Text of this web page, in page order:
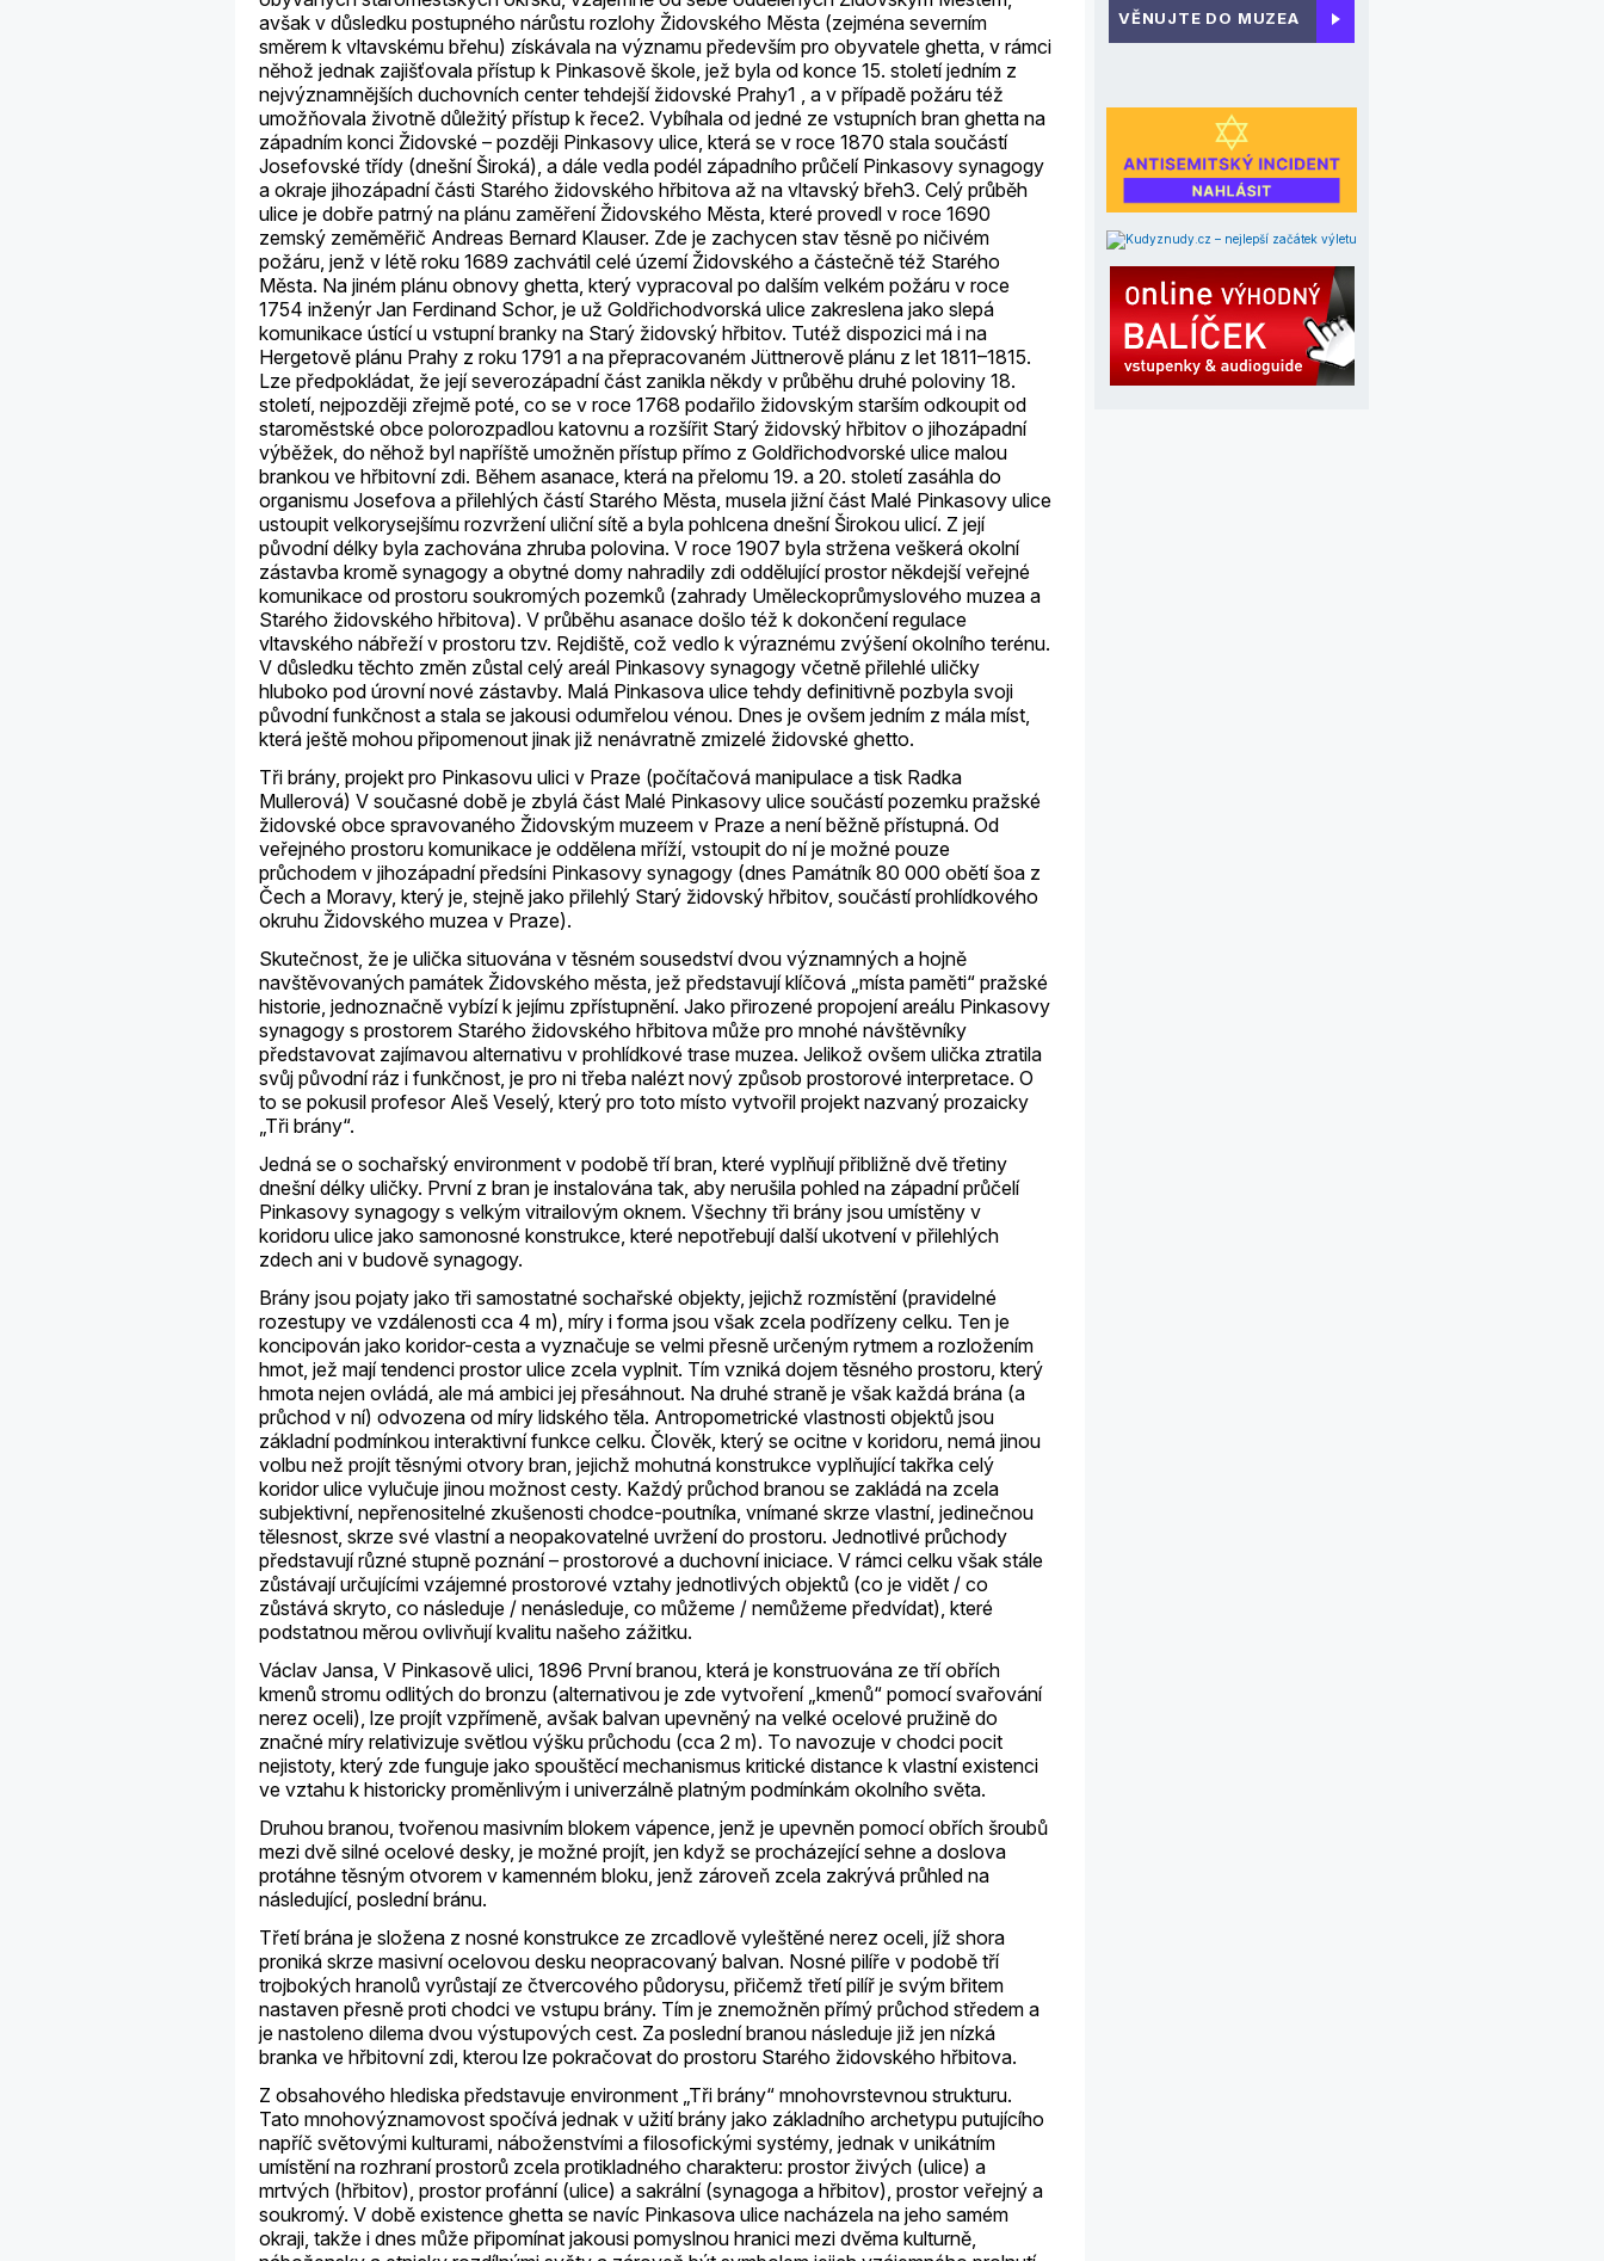
avšak v důsledku postupného nárůstu rozlohy Židovského Města (zejména severním
směrem k vltavskému břehu) získávala na významu především pro obyvatele ghetta, v rámci
něhož jednak zajišťovala přístup k Pinkasově škole, jež byla od konce 15. století jedním z
nejvýznamnějších duchovních center tehdejší židovské Prahy1 , a v případě požáru též
umožňovala životně důležitý přístup k řece2. Vybíhala od jedné ze vstupních bran ghetta na
západním konci Židovské – později Pinkasovy ulice, která se v roce 1870 stala součástí
Josefovské třídy (dnešní Široká), a dále vedla podél západního průčelí Pinkasovy synagogy
a okraje jihozápadní části Starého židovského hřbitova až na vltavský břeh3. Celý průběh
ulice je dobře patrný na plánu zaměření Židovského Města, které provedl v roce 1690
zemský zeměměřič Andreas Bernard Klauser. Zde je zachycen stav těsně po ničivém
požáru, jenž v létě roku 1689 zachvátil celé území Židovského a částečně též Starého
Města. Na jiném plánu obnovy ghetta, který vypracoval po dalším velkém požáru v roce
1754 inženýr Jan Ferdinand Schor, je už Goldřichodvorská ulice zakreslena jako slepá
komunikace ústící u vstupní branky na Starý židovský hřbitov. Tutéž dispozici má i na
Hergetově plánu Prahy z roku 1791 a na přepracovaném Jüttnerově plánu z let 1811–1815.
Lze předpokládat, že její severozápadní část zanikla někdy v průběhu druhé poloviny 18.
století, nejpozději zřejmě poté, co se v roce 1768 podařilo židovským starším odkoupit od
staroměstské obce polorozpadlou katovnu a rozšířit Starý židovský hřbitov o jihozápadní
výběžek, do něhož byl napříště umožněn přístup přímo z Goldřichodvorské ulice malou
brankou ve hřbitovní zdi. Během asanace, která na přelomu 19. a 20. století zasáhla do
organismu Josefova a přilehlých částí Starého Města, musela jižní část Malé Pinkasovy ulice
ustoupit velkorysejšímu rozvržení uliční sítě a byla pohlcena dnešní Širokou ulicí. Z její
původní délky byla zachována zhruba polovina. V roce 1907 byla stržena veškerá okolní
zástavba kromě synagogy a obytné domy nahradily zdi oddělující prostor někdejší veřejné
komunikace od prostoru soukromých pozemků (zahrady Uměleckoprůmyslového muzea a
Starého židovského hřbitova). V průběhu asanace došlo též k dokončení regulace
vltavského nábřeží v prostoru tzv. Rejdiště, což vedlo k výraznému zvýšení okolního terénu.
V důsledku těchto změn zůstal celý areál Pinkasovy synagogy včetně přilehlé uličky
hluboko pod úrovní nové zástavby. Malá Pinkasova ulice tehdy definitivně pozbyla svoji
původní funkčnost a stala se jakousi odumřelou vénou. Dnes je ovšem jedním z mála míst,
která ještě mohou připomenout jinak již nenávratně zmizelé židovské ghetto.
Tři brány, projekt pro Pinkasovu ulici v Praze (počítačová manipulace a tisk Radka
Mullerová) V současné době je zbylá část Malé Pinkasovy ulice součástí pozemku pražské
židovské obce spravovaného Židovským muzeem v Praze a není běžně přístupná. Od
veřejného prostoru komunikace je oddělena mříží, vstoupit do ní je možné pouze
průchodem v jihozápadní předsíni Pinkasovy synagogy (dnes Památník 80 000 obětí šoa z
Čech a Moravy, který je, stejně jako přilehlý Starý židovský hřbitov, součástí prohlídkového
okruhu Židovského muzea v Praze).
Skutečnost, že je ulička situována v těsném sousedství dvou významných a hojně
navštěvovaných památek Židovského města, jež představují klíčová „místa paměti“ pražské
historie, jednoznačně vybízí k jejímu zpřístupnění. Jako přirozené propojení areálu Pinkasovy
synagogy s prostorem Starého židovského hřbitova může pro mnohé návštěvníky
představovat zajímavou alternativu v prohlídkové trase muzea. Jelikož ovšem ulička ztratila
svůj původní ráz i funkčnost, je pro ni třeba nalézt nový způsob prostorové interpretace. O
to se pokusil profesor Aleš Veselý, který pro toto místo vytvořil projekt nazvaný prozaicky
„Tři brány“.
Jedná se o sochařský environment v podobě tří bran, které vyplňují přibližně dvě třetiny
dnešní délky uličky. První z bran je instalována tak, aby nerušila pohled na západní průčelí
Pinkasovy synagogy s velkým vitrailovým oknem. Všechny tři brány jsou umístěny v
koridoru ulice jako samonosné konstrukce, které nepotřebují další ukotvení v přilehlých
zdech ani v budově synagogy.
Brány jsou pojaty jako tři samostatné sochařské objekty, jejichž rozmístění (pravidelné
rozestupy ve vzdálenosti cca 4 m), míry i forma jsou však zcela podřízeny celku. Ten je
koncipován jako koridor-cesta a vyznačuje se velmi přesně určeným rytmem a rozložením
hmot, jež mají tendenci prostor ulice zcela vyplnit. Tím vzniká dojem těsného prostoru, který
hmota nejen ovládá, ale má ambici jej přesáhnout. Na druhé straně je však každá brána (a
průchod v ní) odvozena od míry lidského těla. Antropometrické vlastnosti objektů jsou
základní podmínkou interaktivní funkce celku. Člověk, který se ocitne v koridoru, nemá jinou
volbu než projít těsnými otvory bran, jejichž mohutná konstrukce vyplňující takřka celý
koridor ulice vylučuje jinou možnost cesty. Každý průchod branou se zakládá na zcela
subjektivní, nepřenositelné zkušenosti chodce-poutníka, vnímané skrze vlastní, jedinečnou
tělesnost, skrze své vlastní a neopakovatelné uvržení do prostoru. Jednotlivé průchody
představují různé stupně poznání – prostorové a duchovní iniciace. V rámci celku však stále
zůstávají určujícími vzájemné prostorové vztahy jednotlivých objektů (co je vidět / co
zůstává skryto, co následuje / nenásleduje, co můžeme / nemůžeme předvídat), které
podstatnou měrou ovlivňují kvalitu našeho zážitku.
Václav Jansa, V Pinkasově ulici, 1896 První branou, která je konstruována ze tří obřích
kmenů stromu odlitých do bronzu (alternativou je zde vytvoření „kmenů“ pomocí svařování
nerez oceli), lze projít vzpřímeně, avšak balvan upevněný na velké ocelové pružině do
značné míry relativizuje světlou výšku průchodu (cca 2 m). To navozuje v chodci pocit
nejistoty, který zde funguje jako spouštěcí mechanismus kritické distance k vlastní existenci
ve vztahu k historicky proměnlivým i univerzálně platným podmínkám okolního světa.
Druhou branou, tvořenou masivním blokem vápence, jenž je upevněn pomocí obřích šroubů
mezi dvě silné ocelové desky, je možné projít, jen když se procházející sehne a doslova
protáhne těsným otvorem v kamenném bloku, jenž zároveň zcela zakrývá průhled na
následující, poslední bránu.
Třetí brána je složena z nosné konstrukce ze zrcadlově vyleštěné nerez oceli, jíž shora
proniká skrze masivní ocelovou desku neopracovaný balvan. Nosné pilíře v podobě tří
trojbokých hranolů vyrůstají ze čtvercového půdorysu, přičemž třetí pilíř je svým břitem
nastaven přesně proti chodci ve vstupu brány. Tím je znemožněn přímý průchod středem a
je nastoleno dilema dvou výstupových cest. Za poslední branou následuje již jen nízká
branka ve hřbitovní zdi, kterou lze pokračovat do prostoru Starého židovského hřbitova.
Z obsahového hlediska představuje environment „Tři brány“ mnohovrstevnou strukturu.
Tato mnohovýznamovost spočívá jednak v užití brány jako základního archetypu putujícího
napříč světovými kulturami, náboženstvími a filosofickými systémy, jednak v unikátním
umístění na rozhraní prostorů zcela protikladného charakteru: prostor živých (ulice) a
mrtvých (hřbitov), prostor profánní (ulice) a sakrální (synagoga a hřbitov), prostor veřejný a
soukromý. V době existence ghetta se navíc Pinkasova ulice nacházela na jeho samém
okraji, takže i dnes může připomínat jakousi pomyslnou hranici mezi dvěma kulturně,
VĚNUJTE DO MUZEA